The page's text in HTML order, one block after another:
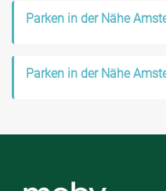
Parken in der Nähe
Parken in der Nähe